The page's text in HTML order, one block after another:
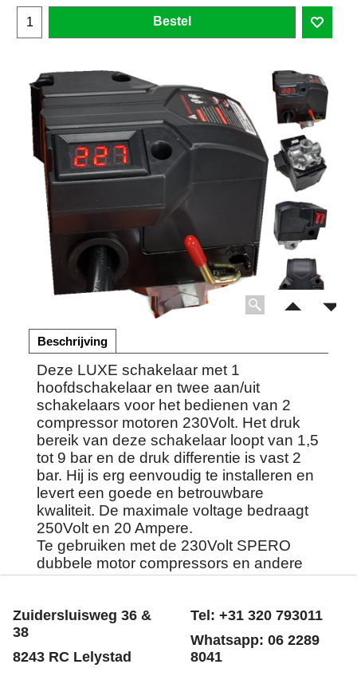
Bestel
Beschrijving
Deze LUXE schakelaar met 1
hoofdschakelaar en twee aan/uit
schakelaars voor het bedienen van 2
compressor motoren 230Volt. Het druk
bereik van deze schakelaar loopt van 1,5
tot 9 bar en de druk differentie is vast 2
bar. Hij is erg eenvoudig te installeren en
levert een goede en betrouwbare
kwaliteit. De maximale voltage bedraagt
250Volt en 20 Ampere.
Te gebruiken met de 230Volt SPERO
dubbele motor compressors en andere
merken compressors.
Zuidersluisweg 36 &
Tel: +31 320 793011